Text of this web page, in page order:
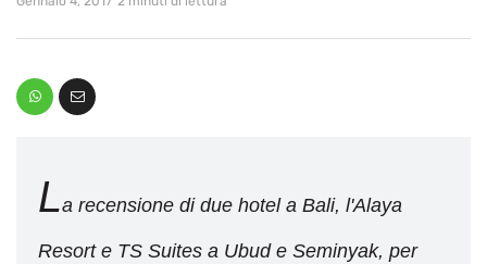
La recensione di due hotel a Bali, l'Alaya
Resort e TS Suites a Ubud e Seminyak, per